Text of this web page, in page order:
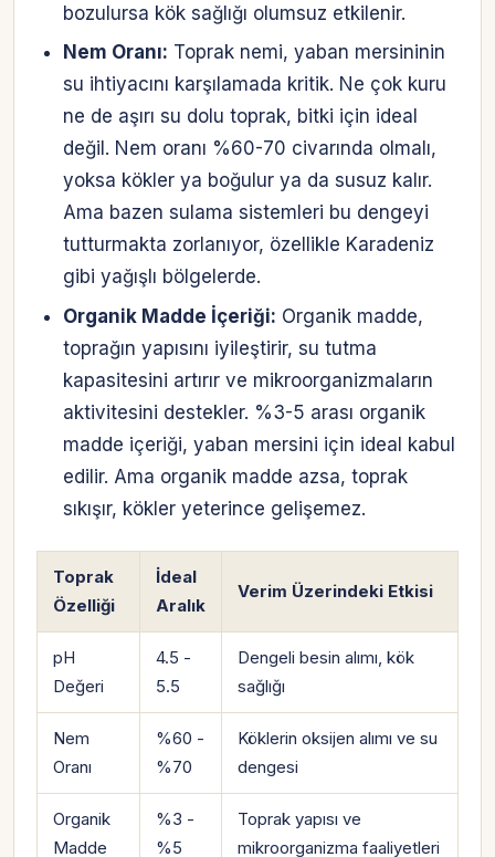
bozulursa kök sağlığı olumsuz etkilenir.
Nem Oranı: Toprak nemi, yaban mersininin
su ihtiyacını karşılamada kritik. Ne çok kuru
ne de aşırı su dolu toprak, bitki için ideal
değil. Nem oranı %60-70 civarında olmalı,
yoksa kökler ya boğulur ya da susuz kalır.
Ama bazen sulama sistemleri bu dengeyi
tutturmakta zorlanıyor, özellikle Karadeniz
gibi yağışlı bölgelerde.
Organik Madde İçeriği: Organik madde,
toprağın yapısını iyileştirir, su tutma
kapasitesini artırır ve mikroorganizmaların
aktivitesini destekler. %3-5 arası organik
madde içeriği, yaban mersini için ideal kabul
edilir. Ama organik madde azsa, toprak
sıkışır, kökler yeterince gelişemez.
Toprak
Özelliği
İdeal
Aralık
Verim Üzerindeki Etkisi
pH
Değeri
4.5 -
5.5
Dengeli besin alımı, kök
sağlığı
Nem
Oranı
%60 -
%70
Köklerin oksijen alımı ve su
dengesi
Organik
Madde
%3 -
%5
Toprak yapısı ve
mikroorganizma faaliyetleri